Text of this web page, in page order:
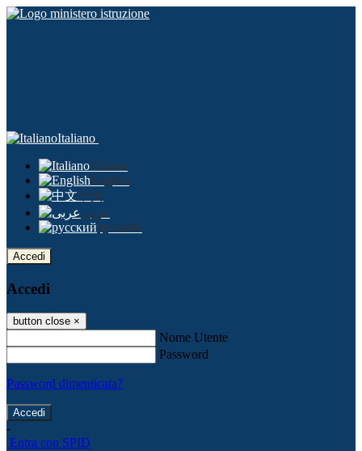
Italiano
Italiano
English
中文
عربى
русский
Accedi
Accedi
button close ×
Nome Utente
Password
Password dimenticata?
-
Entra con SPID